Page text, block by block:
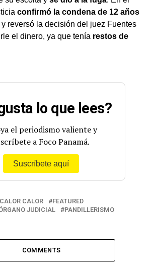
confirmó la condena de 12 años
y reversó la decisión del juez Fuentes
el dinero, ya que tenía restos de
lo que lees?
el periodismo valiente y
a Foco Panamá.
Suscríbete aquí
CALOR CALOR
FEATURED
JUDICIAL
PANDILLERISMO
COMMENTS